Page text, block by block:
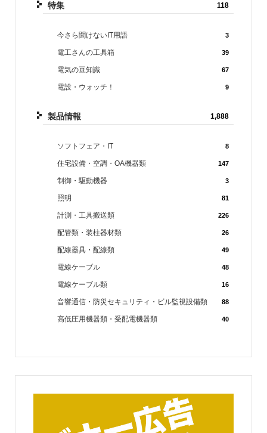
特集 118
今さら聞けないIT用語 3
電工さんの工具箱 39
電気の豆知識 67
電設・ウォッチ！ 9
製品情報 1,888
ソフトフェア・IT 8
住宅設備・空調・OA機器類 147
制御・駆動機器 3
照明 81
計測・工具搬送類 226
配管類・装柱器材類 26
配線器具・配線類 49
電線ケーブル 48
電線ケーブル類 16
音響通信・防災セキュリティ・ビル監視設備類 88
高低圧用機器類・受配電機器類 40